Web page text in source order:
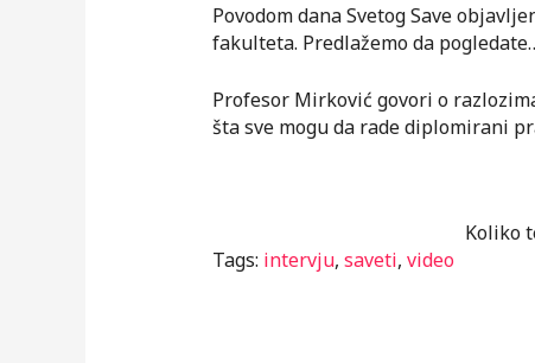
Povodom dana Svetog Save
fakulteta. Predlažemo da
Profesor Mirković govori o
šta sve mogu da rade diplomirani
Koliko
Tags: intervju, saveti, video